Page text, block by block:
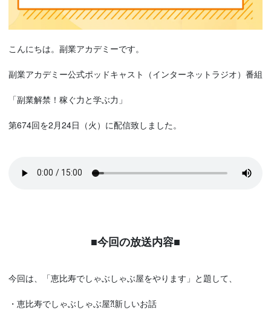
こんにちは。副業アカデミーです。
副業アカデミー公式ポッドキャスト（インターネットラジオ）番組
「副業解禁！稼ぐ力と学ぶ力」
第674回を2月24日（火）に配信致しました。
■今回の放送内容■
今回は、「恵比寿でしゃぶしゃぶ屋をやります」と題して、
・恵比寿でしゃぶしゃぶ屋⁈新しいお話